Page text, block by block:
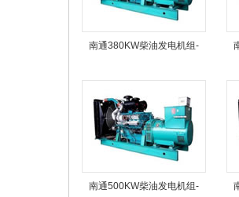
南通380KW柴油发电机组-
南通500KW柴油发电机组-